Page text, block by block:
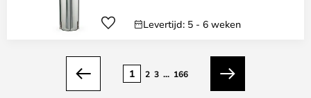
Levertijd: 5 - 6 weken
Vorige
1 2 3 ... 166
Volgende